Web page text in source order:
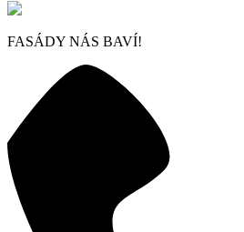
FASÁDY NÁS BAVÍ!